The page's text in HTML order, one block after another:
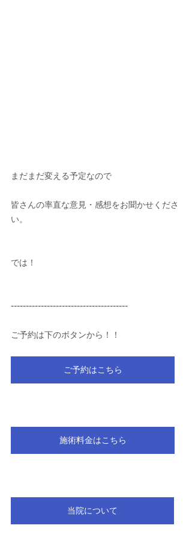
まだまだ変える予定なので
皆さんの率直な意見・感想をお聞かせくださ
い。
では！
---------------------------------------
ご予約は下のボタンから！！
ご予約はこちら
施術料金はこちら
当院について